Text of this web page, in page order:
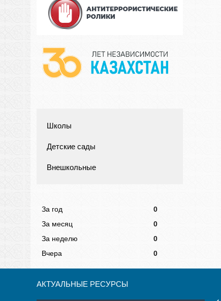
Школы
Детские сады
Внешкольные
За год
0
За месяц
0
За неделю
0
Вчера
0
АКТУАЛЬНЫЕ РЕСУРСЫ